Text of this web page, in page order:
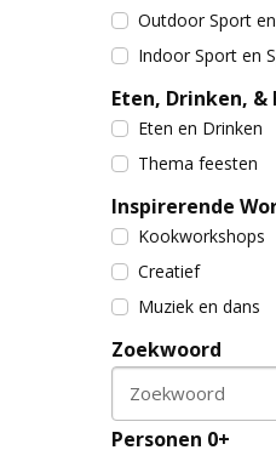
Outdoor Sport
Indoor Sport en
Eten, Drinken, &
Eten en Drinken
Thema feesten
Inspirerende
Kookworkshops
Creatief
Muziek en dans
Zoekwoord
Zoekwoord
Personen 0+